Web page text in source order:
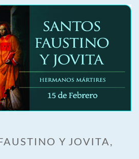
Y JOVITA,